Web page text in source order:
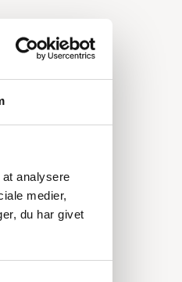
analysere
medier,
du har givet